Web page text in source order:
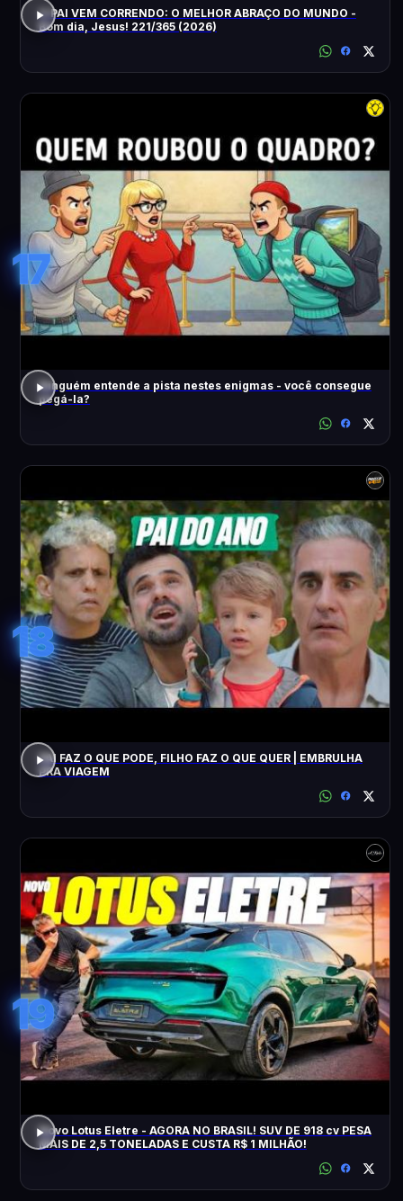
O PAI VEM CORRENDO: O MELHOR ABRAÇO DO MUNDO -
Bom dia, Jesus! 221/365 (2026)
17
Ninguém entende a pista nestes enigmas - você consegue
pegá-la?
18
PAI FAZ O QUE PODE, FILHO FAZ O QUE QUER | EMBRULHA
PRA VIAGEM
19
Novo Lotus Eletre - AGORA NO BRASIL! SUV DE 918 cv PESA
MAIS DE 2,5 TONELADAS E CUSTA R$ 1 MILHÃO!